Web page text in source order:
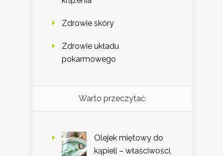
Zdrowie skóry
Zdrowie układu
pokarmowego
Warto przeczytać
Olejek miętowy do
kąpieli – właściwości,